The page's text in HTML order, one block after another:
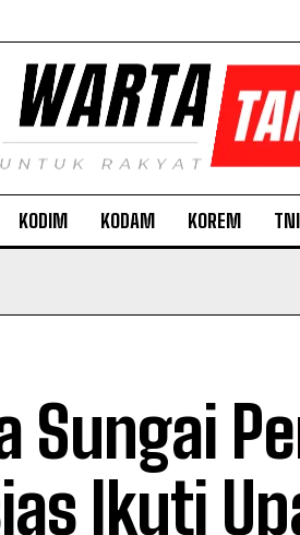
KODIM KODAM KOREM
Sungai
Ikuti